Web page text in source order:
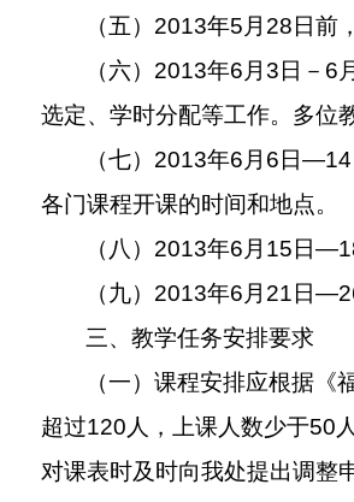
（五） 2013年5 月 28 日前
（六） 2013年6 月3 日－ 6 月
选定、学时分配等工作。多位
（七） 2013年6 月 6 日—14
各门课程开课的时间和地点。
（八） 2013年6 月 15 日
（九） 2013年6 月 21 日
三、教学任务安排要求
（一）课程安排应根据
超过120 人，上课人数少于50
对课表时及时向我处提出调整